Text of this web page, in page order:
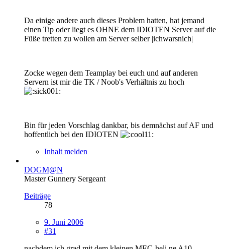
Da einige andere auch dieses Problem hatten, hat jemand
einen Tip oder liegt es OHNE dem IDIOTEN Server auf die
Füße tretten zu wollen am Server selber |ichwarsnich|
Zocke wegen dem Teamplay bei euch und auf anderen
Servern ist mir die TK / Noob's Verhältnis zu hoch
Bin für jeden Vorschlag dankbar, bis demnächst auf AF und
hoffentlich bei den IDIOTEN
Inhalt melden
DOGM@N
Master Gunnery Sergeant
Beiträge
78
9. Juni 2006
#31